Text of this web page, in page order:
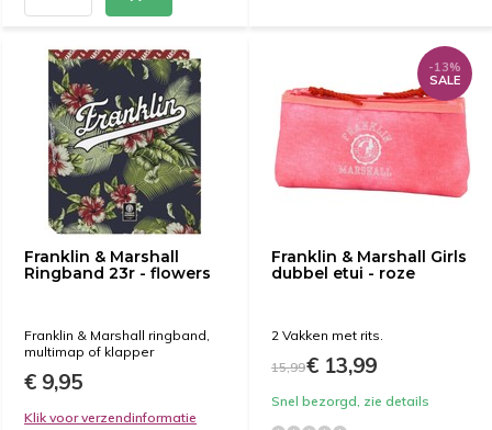
Franklin & Marshall
Ringband 23r - flowers
Franklin & Marshall ringband,
multimap of klapper
€ 9,95
Klik voor verzendinformatie
Franklin & Marshall Girls
dubbel etui - roze
-13%
SALE
2 Vakken met rits.
15,99€ 13,99
Snel bezorgd, zie details